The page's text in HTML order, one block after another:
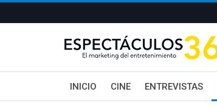
INICIO CINE ENTREVISTAS